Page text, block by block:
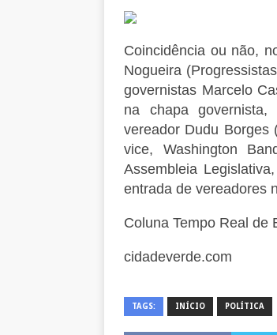
Coincidência ou não,
Nogueira
governistas Marcelo
na chapa
vereador Dudu Borges
vice, Washington
Assembleia
entrada de vereadores
Coluna Tempo Real de
cidadeverde.com
TAGS: INÍCIO POLÍTICA